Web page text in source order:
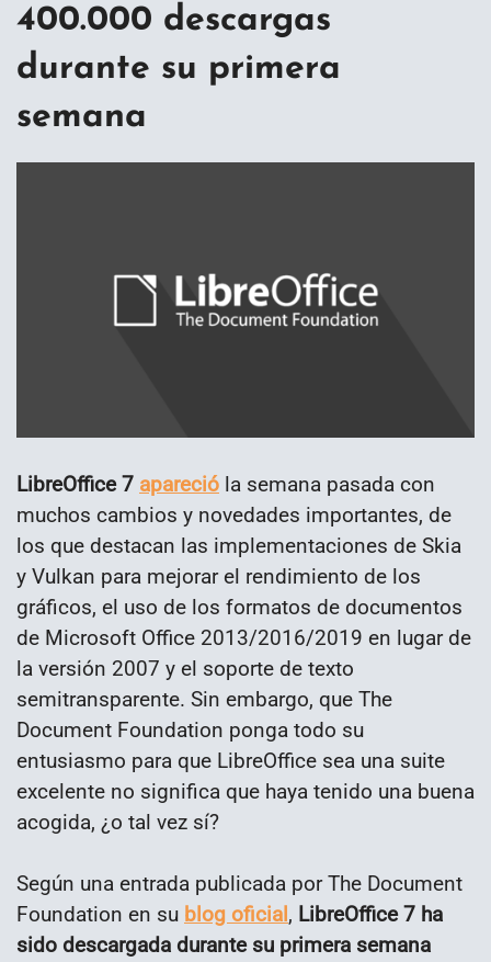
400.000 descargas
durante su primera
semana
LibreOffice 7 apareció la semana pasada con
muchos cambios y novedades importantes, de
los que destacan las implementaciones de Skia
y Vulkan para mejorar el rendimiento de los
gráficos, el uso de los formatos de documentos
de Microsoft Office 2013/2016/2019 en lugar de
la versión 2007 y el soporte de texto
semitransparente. Sin embargo, que The
Document Foundation ponga todo su
entusiasmo para que LibreOffice sea una suite
excelente no significa que haya tenido una buena
acogida, ¿o tal vez sí?
Según una entrada publicada por The Document
Foundation en su blog oficial, LibreOffice 7 ha
sido descargada durante su primera semana